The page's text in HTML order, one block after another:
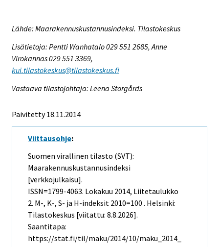
Lähde: Maarakennuskustannusindeksi. Tilastokeskus
Lisätietoja: Pentti Wanhatalo 029 551 2685, Anne
Virokannas 029 551 3369,
kui.tilastokeskus@tilastokeskus.fi
Vastaava tilastojohtaja: Leena Storgårds
Päivitetty 18.11.2014
Viittausohje:
Suomen virallinen tilasto (SVT):
Maarakennuskustannusindeksi
[verkkojulkaisu].
ISSN=1799-4063. Lokakuu 2014, Liitetaulukko
2. M-, K-, S- ja H-indeksit 2010=100 . Helsinki:
Tilastokeskus [viitattu: 8.8.2026].
Saantitapa:
https://stat.fi/til/maku/2014/10/maku_2014_